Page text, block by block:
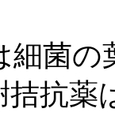
細菌の
拮抗薬